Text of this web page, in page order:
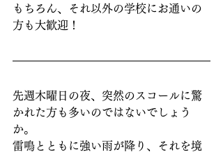
もちろん、それ以外の学校にお通いの
方も大歓迎！
先週木曜日の夜、突然のスコールに驚
かれた方も多いのではないでしょう
か。
雷鳴とともに強い雨が降り、それを境